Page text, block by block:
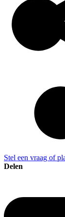
Stel een vraag of
Delen